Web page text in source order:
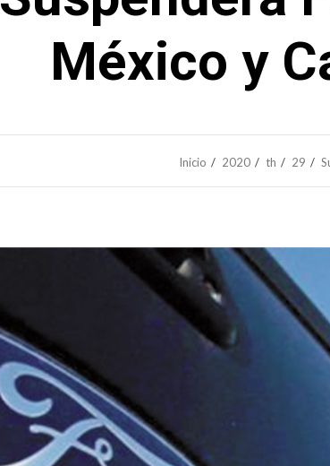
México y
Inicio 2020 th 29